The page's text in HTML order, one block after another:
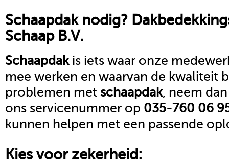
Schaapdaknodig?
Schaap B.V.
Schaapdakis iets waar onze
mee werken en waarvan de kwaliteit
problemen met schaapdak, neem
ons servicenummer op 035-760 06
kunnen helpen met een passende
Kies voor zekerheid: